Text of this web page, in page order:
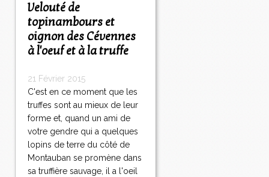
Velouté de
topinambours et
oignon des Cévennes
à l'oeuf et à la truffe
21 Février 2015
C'est en ce moment que les
truffes sont au mieux de leur
forme et, quand un ami de
votre gendre qui a quelques
lopins de terre du côté de
Montauban se promène dans
sa truffière sauvage, il a l'oeil